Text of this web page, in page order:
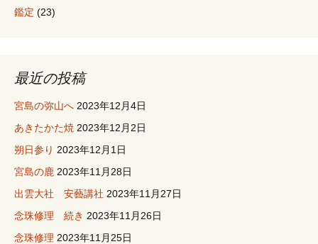
鑑定 (23)
最近の投稿
宮島の弥山へ 2023年12月4日
あきたかた焼 2023年12月2日
朔日参り 2023年12月1日
宮島の鹿 2023年11月28日
出雲大社 安藝講社 2023年11月27日
念珠修理 続き 2023年11月26日
念珠修理 2023年11月25日